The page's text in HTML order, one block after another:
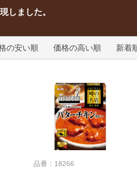
現しました。
の安い順 価格の高い順 新着
品番：18266